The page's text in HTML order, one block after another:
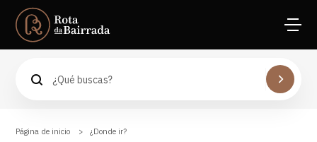
Página de inicio ¿Donde ir?
La Naturaleza
Las Bodegas
Espacios Naturales
Anadia
Cantanhede
Mealhada